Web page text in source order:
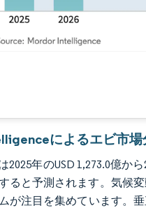
によるエビ市場
2025年のUSD 1,273.0億か
ると予測されます。気候
が注目を集めています。